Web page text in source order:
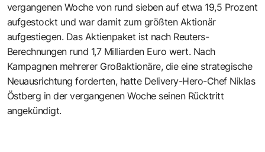
vergangenen Woche von rund sieben auf etwa 19,5 Prozent
aufgestockt und war damit zum größten Aktionär
aufgestiegen. Das Aktienpaket ist nach Reuters-
Berechnungen rund 1,7 Milliarden Euro wert. Nach
Kampagnen mehrerer Großaktionäre, die eine strategische
Neuausrichtung forderten, hatte Delivery-Hero-Chef Niklas
Östberg in der vergangenen Woche seinen Rücktritt
angekündigt.